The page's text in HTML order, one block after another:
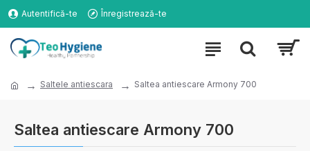
Autentifică-te Înregistrează-te
Saltele antiescara Saltea antiescare Armony 700
Saltea antiescare Armony 700